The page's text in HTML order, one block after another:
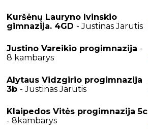
Kuršėnų Lauryno Ivinskio
gimnazija. 4GD - Justinas Jarutis
Justino Vareikio progimnazija -
8 kambarys
Alytaus Vidzgirio progimnazija
3b - Justinas Jarutis
Klaipedos Vitės progimnazija 5c
- 8kambarys